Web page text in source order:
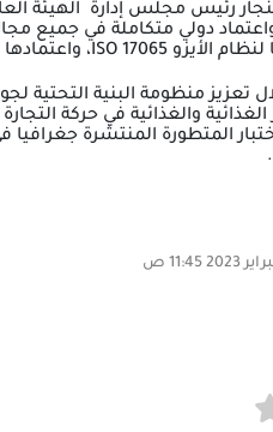
رئيس مجلس إدارة الهيئة
دولي متكاملة في جميع
الأيزو ISO 17065،
تعزيز منظومة البنية التحتية
والغذائية في حركة
المتطورة المنتشرة جغرافيا